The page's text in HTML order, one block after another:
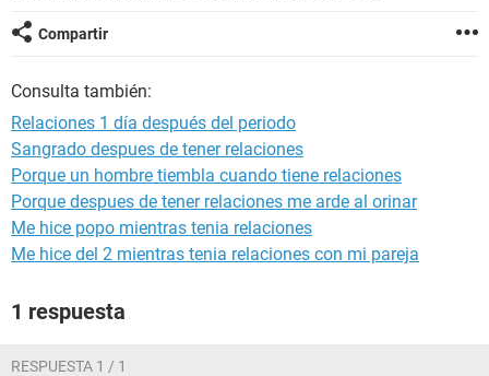
Compartir
Consulta también:
Relaciones 1 día después del periodo
Sangrado despues de tener relaciones
Porque un hombre tiembla cuando tiene relaciones
Porque despues de tener relaciones me arde al orinar
Me hice popo mientras tenia relaciones
Me hice del 2 mientras tenia relaciones con mi pareja
1 respuesta
RESPUESTA 1 / 1